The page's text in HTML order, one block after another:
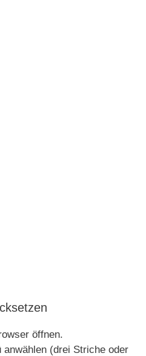
öffnen.
anwählen (drei Striche oder